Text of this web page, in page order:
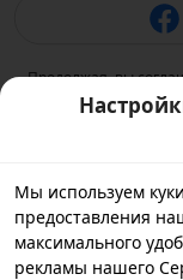
Продолжая, вы
и
Мы используем
предоставления
максимального
рекламы нашего